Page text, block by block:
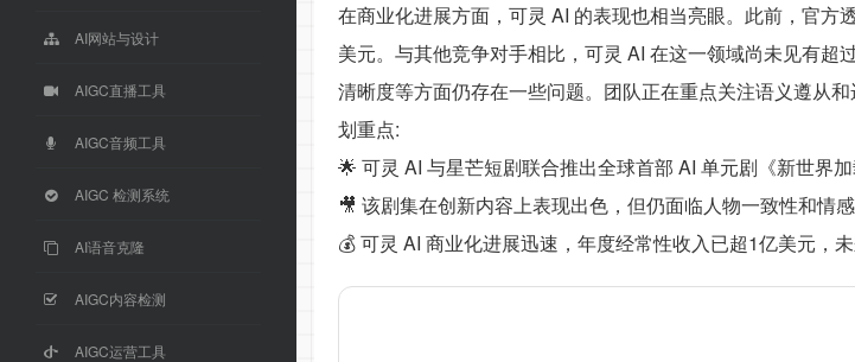
AI网站与设计
AIGC直播工具
AIGC音频工具
AIGC 检测系统
AI语音克隆
AIGC内容检测
AIGC运营工具
在商业化进展方面，可灵 AI 的表现也相当亮眼。此前，官
美元。与其他竞争对手相比，可灵 AI 在这一领域尚未见有
清晰度等方面仍存在一些问题。团队正在重点关注语义遵从和
划重点:
🌟 可灵 AI 与星芒短剧联合推出全球首部 AI 单元剧《新世界加
🎥 该剧集在创新内容上表现出色，但仍面临人物一致性和情感
💰 可灵 AI 商业化进展迅速，年度经常性收入已超1亿美元，